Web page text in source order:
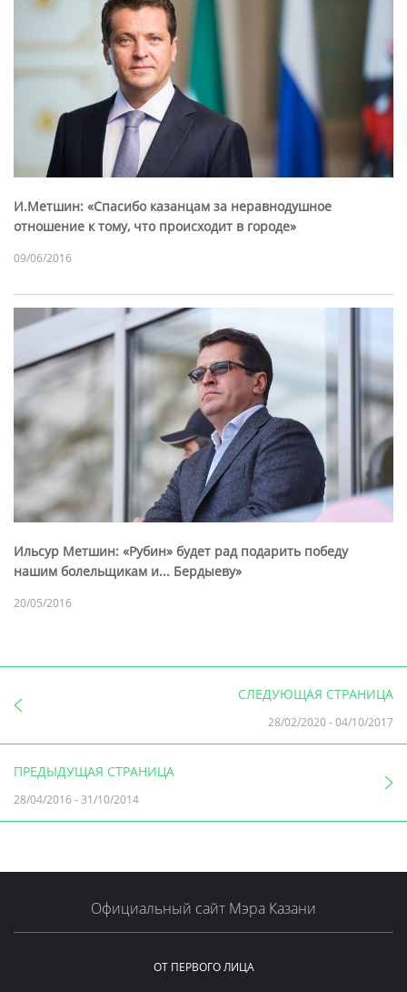
И.Метшин: «Спасибо казанцам за неравнодушное
отношение к тому, что происходит в городе»
09/06/2016
Ильсур Метшин: «Рубин» будет рад подарить победу
нашим болельщикам и... Бердыеву»
20/05/2016
СЛЕДУЮЩАЯ СТРАНИЦА
28/02/2020-04/10/2017
ПРЕДЫДУЩАЯ СТРАНИЦА
28/04/2016 -31/10/2014
Официальный сайт Мэра Казани
ОТ ПЕРВОГО ЛИЦА